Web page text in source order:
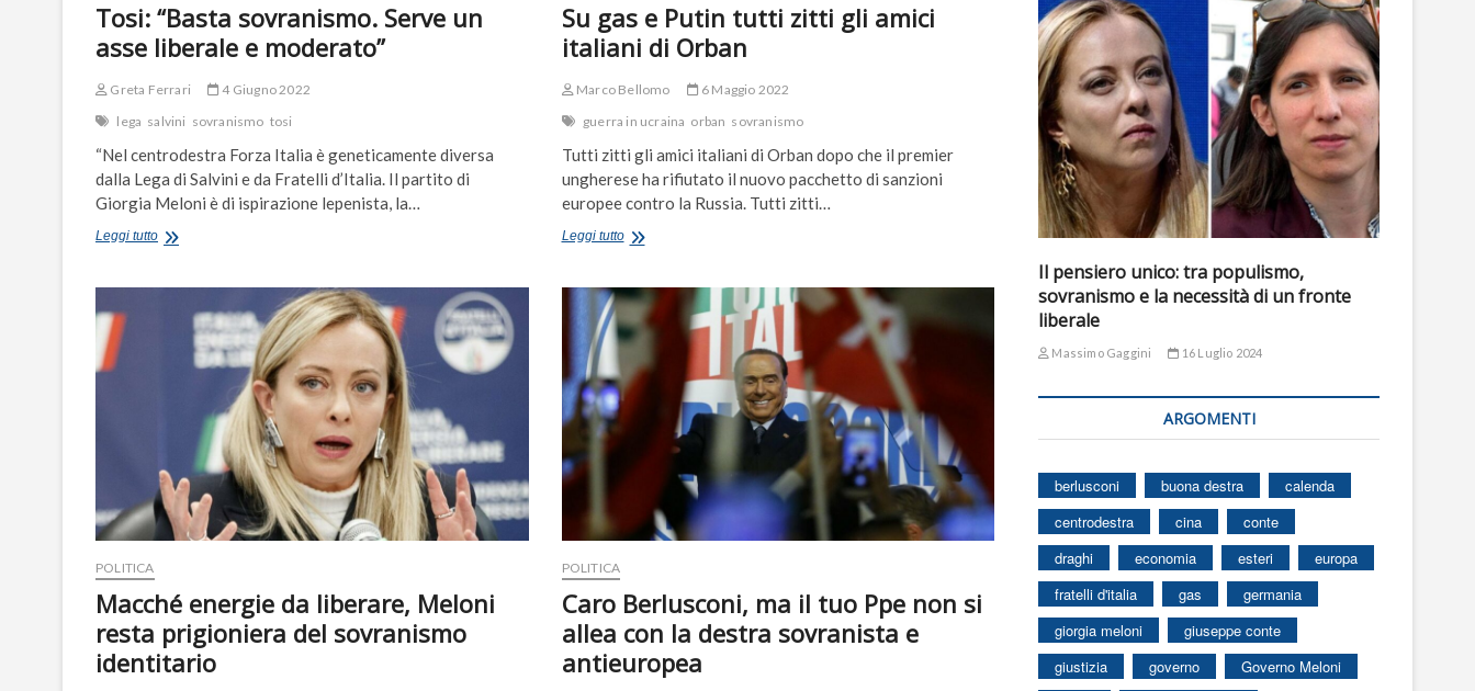
Tosi: “Basta sovranismo. Serve un
asse liberale e moderato”
Greta Ferrari
4 Giugno 2022
lega salvini sovranismo tosi
“Nel centrodestra Forza Italia è geneticamente diversa
dalla Lega di Salvini e da Fratelli d’Italia. Il partito di
Giorgia Meloni è di ispirazione lepenista, la…
Leggi tuttoTosi:
liberale
Su gas e Putin tutti zitti gli amici
italiani di Orban
Marco Bellomo
6 Maggio 2022
guerra in ucraina orban sovranismo
Tutti zitti gli amici italiani di Orban dopo che il premier
ungherese ha rifiutato il nuovo pacchetto di sanzioni
europee contro la Russia. Tutti zitti…
Leggi tuttoSu
Putin
zitti
amici
italiani
POLITICA
Macché energie da liberare, Meloni
resta prigioniera del sovranismo
identitario
POLITICA
Caro Berlusconi, ma il tuo Ppe non si
allea con la destra sovranista e
antieuropea
Il pensiero unico: tra populismo,
sovranismo e la necessità di un fronte
liberale
Massimo Gaggini 16 Luglio 2024
ARGOMENTI
berlusconi buona destra
calenda
centrodestra
cina
conte
draghi
economia esteri
europa
fratelli d'italia
gas
germania
giorgia meloni
giuseppe conte
giustizia
governo
Governo Meloni